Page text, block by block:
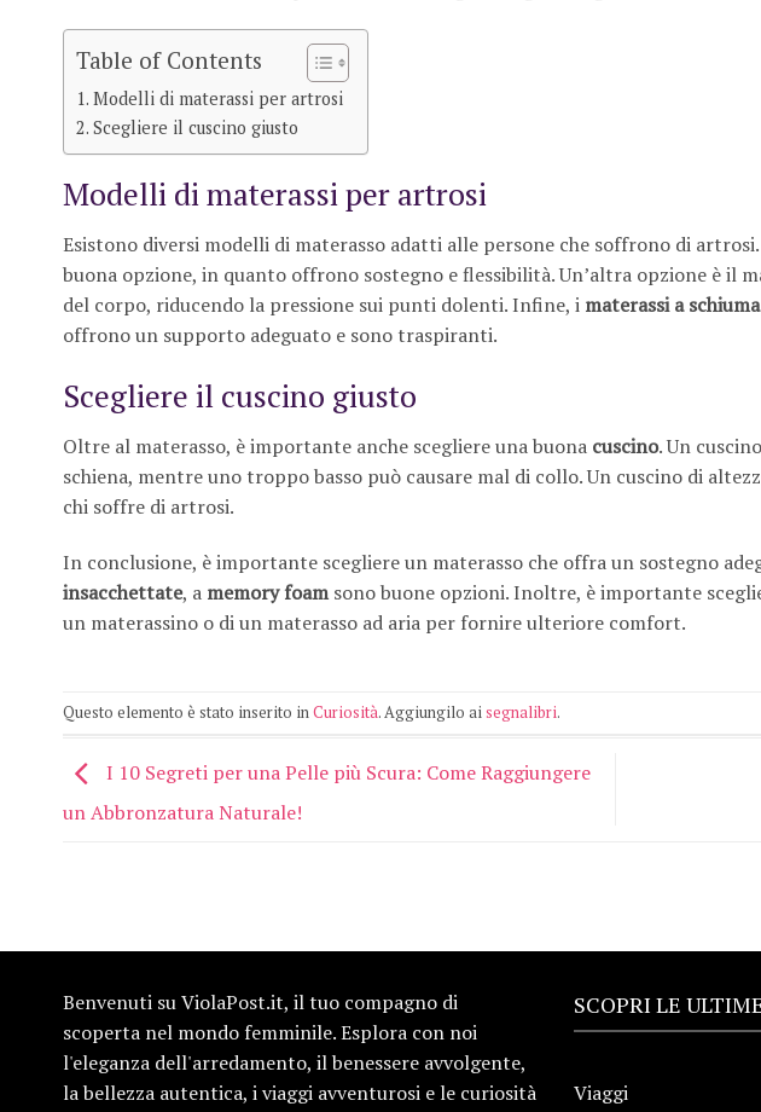
Table of Contents
Modelli di materassi per artrosi
Scegliere il cuscino giusto
Modelli di materassi per artrosi
Esistono diversi modelli di materasso adatti alle persone che soffrono di
buona opzione, in quanto offrono sostegno e flessibilità. Un’altra opzione è il
del corpo, riducendo la pressione sui punti dolenti. Infine, i materassi a
offrono un supporto adeguato e sono traspiranti.
Scegliere il cuscino giusto
Oltre al materasso, è importante anche scegliere una buona cuscino. Un
schiena, mentre uno troppo basso può causare mal di collo. Un cuscino di
chi soffre di artrosi.
In conclusione, è importante scegliere un materasso che offra un sostegno
insacchettate, a memory foamsono buone opzioni. Inoltre, è importante
un materassino o di un materasso ad aria per fornire ulteriore comfort.
Questo elemento è stato inserito inCuriosità. Aggiungilo aisegnalibri.
I 10 Segreti per una Pelle più Scura: Come Raggiungere
un Abbronzatura Naturale!
Benvenuti su ViolaPost.it, il tuo compagno di
scoperta nel mondo femminile. Esplora con noi
l'eleganza dell'arredamento, il benessere avvolgente,
la bellezza autentica, i viaggi avventurosi e le curiosità
SCOPRI LE
Viaggi